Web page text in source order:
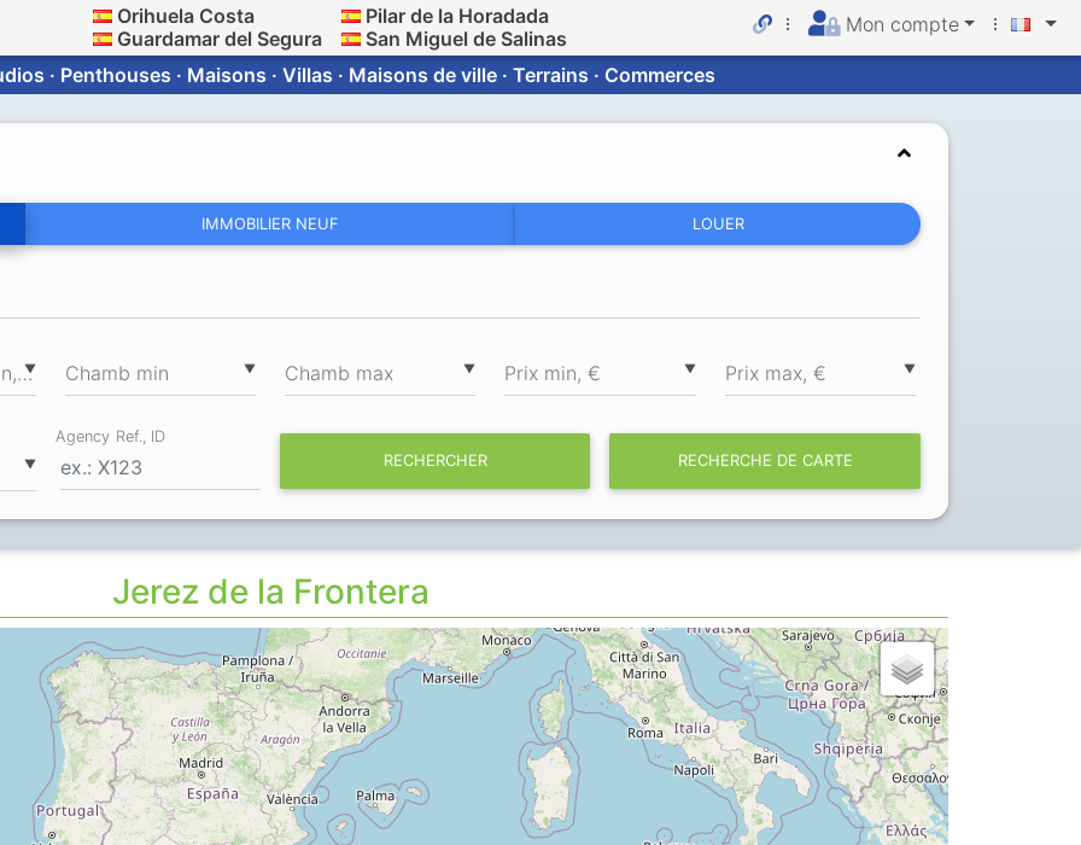
Orihuela Costa
Guardamar del Segura
Pilar de la Horadada
San Miguel de Salinas
Mon compte
· Penthouses · Maisons · Villas · Maisons de ville · Terrains · Commerces
IMMOBILIER NEUF LOUER
▼
Surface totale min, m ▼
Chamb min ▼
Chamb max ▼
Prix min, € ▼
Prix max, €
▼
Agency Ref., ID
RECHERCHER
RECHERCHE DE CARTE
Jerez de la Frontera